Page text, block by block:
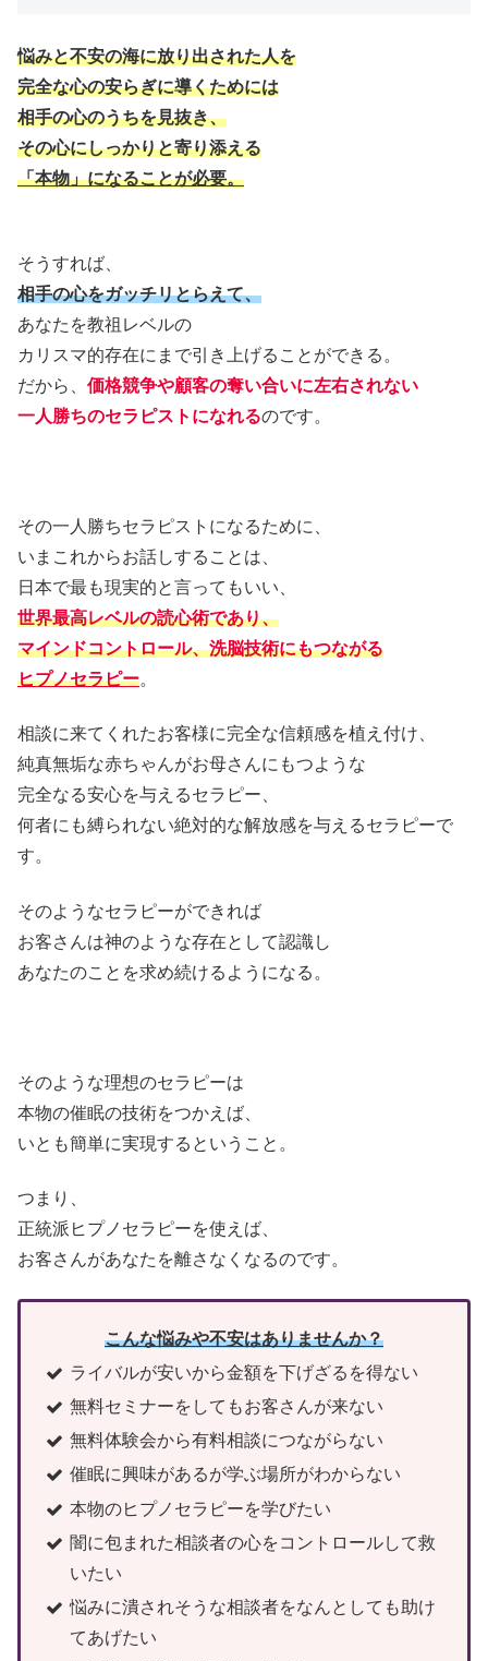
悩みと不安の海に放り出された人を
完全な心の安らぎに導くためには
相手の心のうちを見抜き、
その心にしっかりと寄り添える
「本物」になることが必要。
そうすれば、
相手の心をガッチリとらえて、
あなたを教祖レベルの
カリスマ的存在にまで引き上げることができる。
だから、 価格競争や顧客の奪い合いに左右されない
一人勝ちのセラピストになれるのです。
その一人勝ちセラピストになるために、
いまこれからお話しすることは、
日本で最も現実的と言ってもいい、
世界最高レベルの読心術であり、
マインドコントロール、洗脳技術にもつながる
ヒプノセラピー。
相談に来てくれたお客様に完全な信頼感を植え付け、
純真無垢な赤ちゃんがお母さんにもつような
完全なる安心を与えるセラピー、
何者にも縛られない絶対的な解放感を与えるセラピーで
す。
そのようなセラピーができれば
お客さんは神のような存在として認識し
あなたのことを求め続けるようになる。
そのような理想のセラピーは
本物の催眠の技術をつかえば、
いとも簡単に実現するということ。
つまり、
正統派ヒプノセラピーを使えば、
お客さんがあなたを離さなくなるのです。
こんな悩みや不安はありませんか？
ライバルが安いから金額を下げざるを得ない
無料セミナーをしてもお客さんが来ない
無料体験会から有料相談につながらない
催眠に興味があるが学ぶ場所がわからない
本物のヒプノセラピーを学びたい
闇に包まれた相談者の心をコントロールして救
いたい
悩みに潰されそうな相談者をなんとしても助け
てあげたい